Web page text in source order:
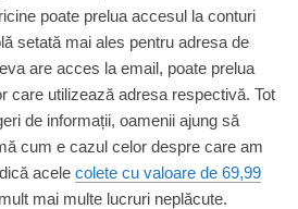
poate prelua accesul la conturi
setată mai ales pentru adresa de
are acces la email, poate prelua
care utilizează adresa respectivă. Tot
de informații, oamenii ajung să
cum e cazul celor despre care am
acele colete cu valoare de 69,99
mai multe lucruri neplăcute.